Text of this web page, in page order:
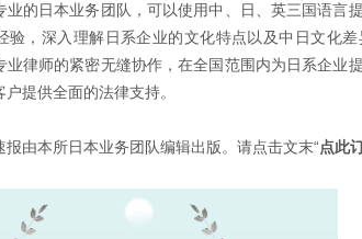
业的日本业务团队，可以使用中、日、英三国语言
验，深入理解日系企业的文化特点以及中日文化
业律师的紧密无缝协作，在全国范围内为日系企业
提供全面的法律支持。
报由本所日本业务团队编辑出版。请点击文末“点此